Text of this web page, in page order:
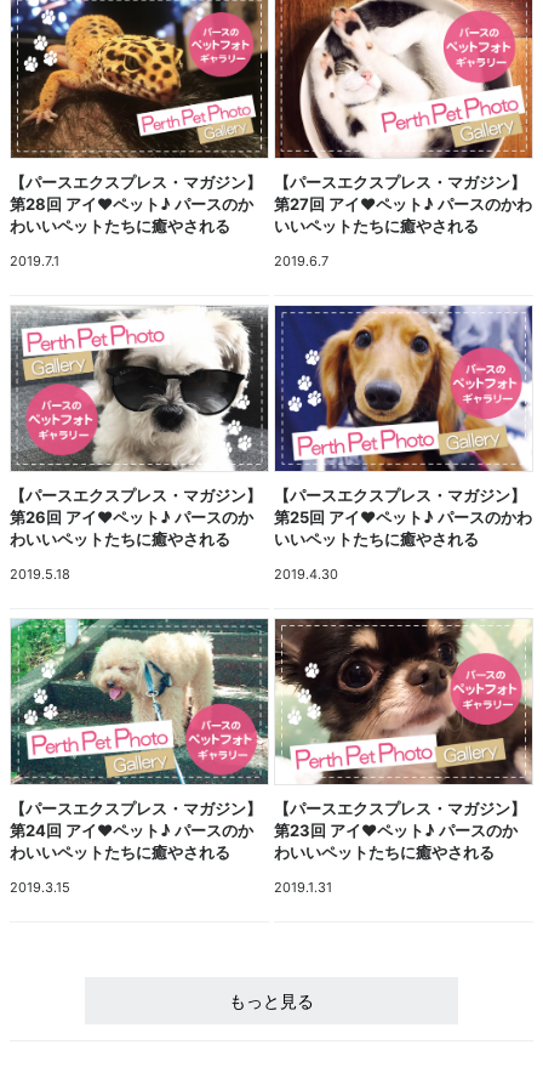
【パースエクスプレス・マガジン】
第28回 アイ♥ペット♪ パースのか
わいいペットたちに癒やされる
2019.7.1
【パースエクスプレス・マガジン】
第27回 アイ♥ペット♪ パースのかわ
いいペットたちに癒やされる
2019.6.7
【パースエクスプレス・マガジン】
第26回 アイ♥ペット♪ パースのか
わいいペットたちに癒やされる
2019.5.18
【パースエクスプレス・マガジン】
第25回 アイ♥ペット♪ パースのかわ
いいペットたちに癒やされる
2019.4.30
【パースエクスプレス・マガジン】
第24回 アイ♥ペット♪ パースのか
わいいペットたちに癒やされる
2019.3.15
【パースエクスプレス・マガジン】
第23回 アイ♥ペット♪ パースのか
わいいペットたちに癒やされる
2019.1.31
もっと見る